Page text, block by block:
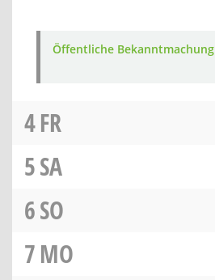
Öffentliche Bekanntmachung
4FR
5SA
6SO
7MO